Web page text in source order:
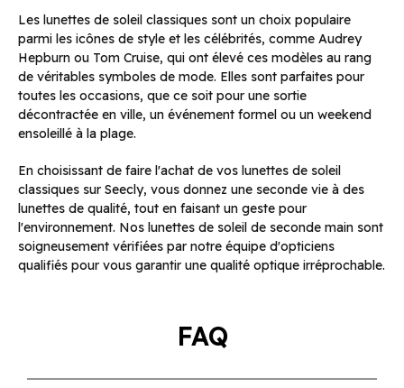
Les lunettes de soleil classiques sont un choix populaire
parmi les icônes de style et les célébrités, comme Audrey
Hepburn ou Tom Cruise, qui ont élevé ces modèles au rang
de véritables symboles de mode. Elles sont parfaites pour
toutes les occasions, que ce soit pour une sortie
décontractée en ville, un événement formel ou un weekend
ensoleillé à la plage.
En choisissant de faire l'achat de vos lunettes de soleil
classiques sur Seecly, vous donnez une seconde vie à des
lunettes de qualité, tout en faisant un geste pour
l'environnement. Nos lunettes de soleil de seconde main sont
soigneusement vérifiées par notre équipe d'opticiens
qualifiés pour vous garantir une qualité optique irréprochable.
FAQ